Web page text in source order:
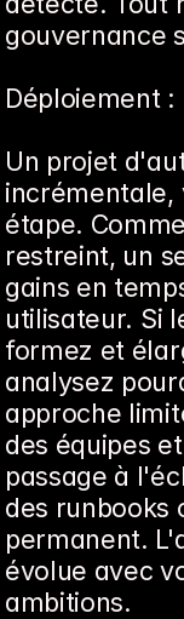
gouvernance
Déploiement
Un projet
incrémentale,
étape.
restreint, un
gains en
utilisateur. Si
formez et
analysez
approche
des équipes
passage à
des runbooks
permanent.
évolue avec
ambitions.